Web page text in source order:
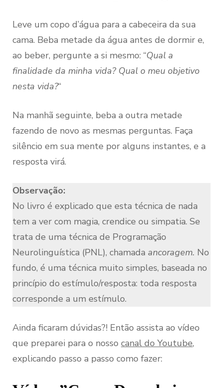
Leve um copo d’água para a cabeceira da sua
cama. Beba metade da água antes de dormir e,
ao beber, pergunte a si mesmo: “Qual a
finalidade da minha vida? Qual o meu objetivo
nesta vida?“
Na manhã seguinte, beba a outra metade
fazendo de novo as mesmas perguntas. Faça
silêncio em sua mente por alguns instantes, e a
resposta virá.
Observação:
No livro é explicado que esta técnica de nada
tem a ver com magia, crendice ou simpatia. Se
trata de uma técnica de Programação
Neurolinguística (PNL), chamada ancoragem. No
fundo, é uma técnica muito simples, baseada no
princípio do estímulo/resposta: toda resposta
corresponde a um estímulo.
Ainda ficaram dúvidas?! Então assista ao vídeo
que preparei para o nosso canal do Youtube,
explicando passo a passo como fazer: